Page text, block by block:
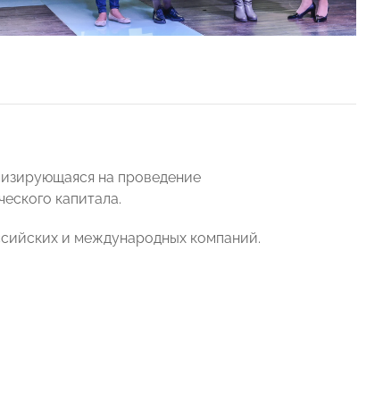
на проведение
капитала.
и международных компаний.